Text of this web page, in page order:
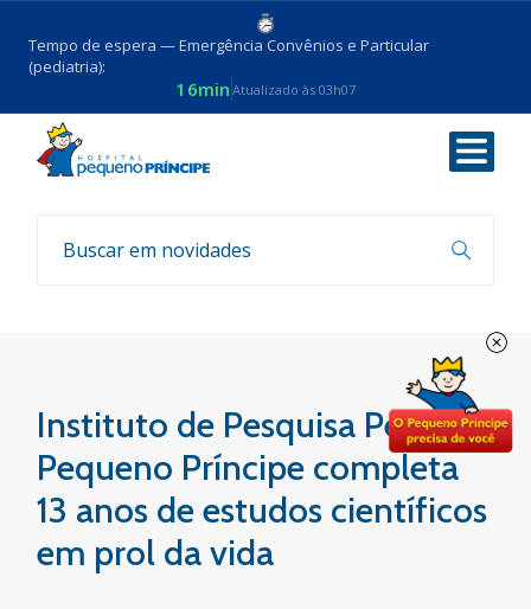
Tempo de espera — Emergência Convênios e Particular
(pediatria):
16min Atualizado às 03h07
Voltar
Notícias
Instituto de Pesquisa Pelé
Pequeno Príncipe completa
13 anos de estudos científicos
em prol da vida